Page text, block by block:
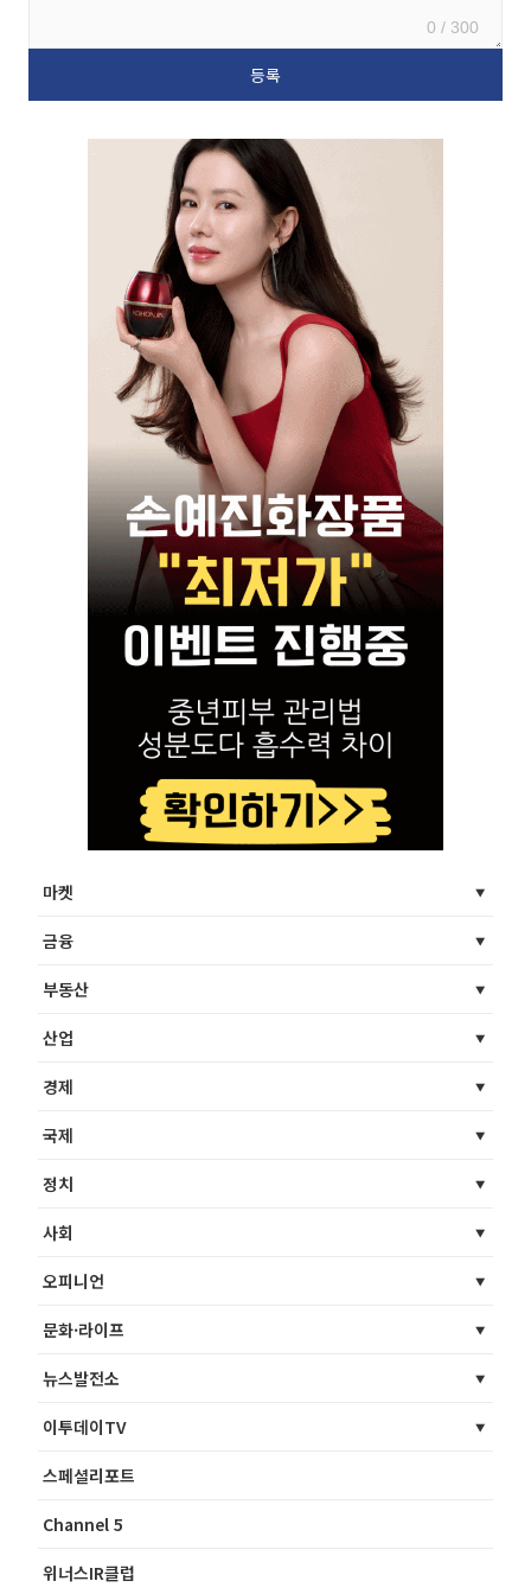
0 / 300
마켓
금융
부동산
산업
경제
국제
정치
사회
오피니언
문화·라이프
뉴스발전소
이투데이TV
스페셜리포트
Channel 5
위너스IR클럽